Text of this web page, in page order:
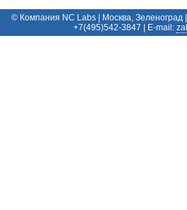
© Компания NC Labs | Москва,
+7(495)542-3847 | E-mail: